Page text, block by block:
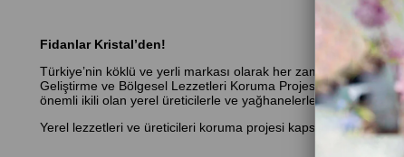
Fidanlar Kristal’den!
Türkiye’nin köklü ve yerli markası olarak her zaman ülkemizin
Geliştirme ve Bölgesel Lezzetleri Koruma Projesi”
önemli ikili olan yerel üreticilerle ve yağhanelerle birebir
Yerel lezzetleri ve üreticileri koruma projesi kapsamında 2019